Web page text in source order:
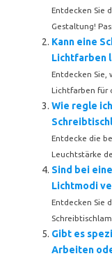
Entdecken Sie
Gestaltung!
Kann eine
Lichtfarben
Entdecken Sie,
Lichtfarben für
Wie regle
Entdecke die
Leuchtstärke
Sind bei
Lichtmodi
Entdecken Sie
Gibt es
Arbeiten